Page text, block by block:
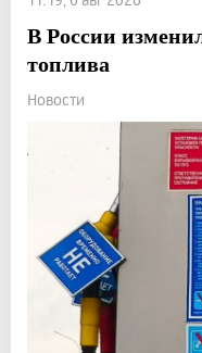
В России
топлива
Новости